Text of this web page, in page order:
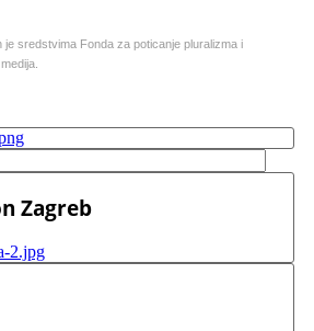
je sredstvima Fonda za poticanje pluralizma i
Zagreb